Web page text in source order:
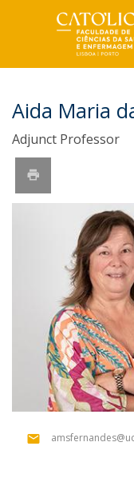
Aida Maria
Adjunct Professor